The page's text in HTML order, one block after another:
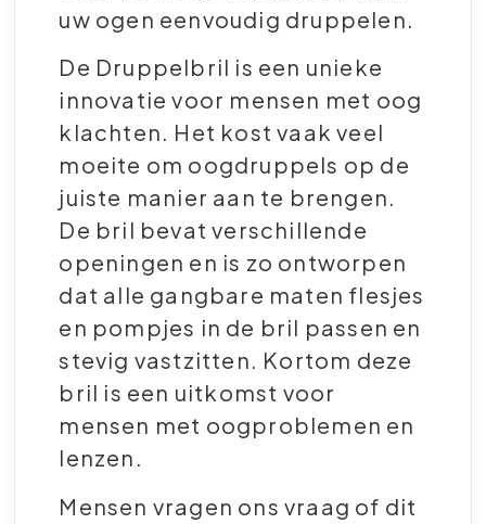
uw ogen eenvoudig druppelen.
De Druppelbril is een unieke
innovatie voor mensen met oog
klachten. Het kost vaak veel
moeite om oogdruppels op de
juiste manier aan te brengen.
De bril bevat verschillende
openingen en is zo ontworpen
dat alle gangbare maten flesjes
en pompjes in de bril passen en
stevig vastzitten. Kortom deze
bril is een uitkomst voor
mensen met oogproblemen en
lenzen.
Mensen vragen ons vraag of dit